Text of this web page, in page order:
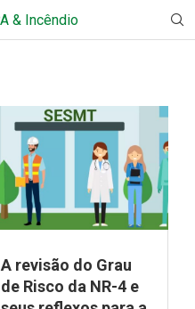
A revisão do Grau
de Risco da NR-4 e